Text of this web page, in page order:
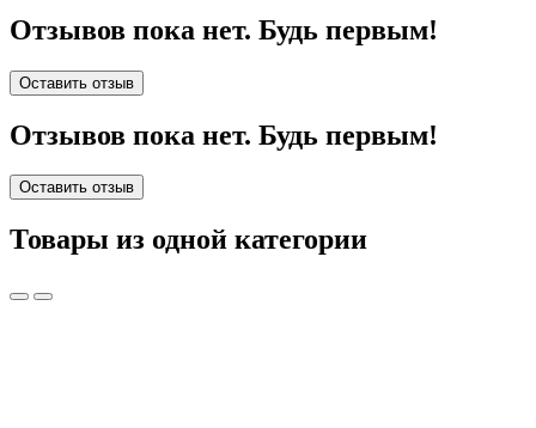
Отзывов пока нет. Будь первым!
Оставить отзыв
Отзывов пока нет. Будь первым!
Оставить отзыв
Товары из одной категории